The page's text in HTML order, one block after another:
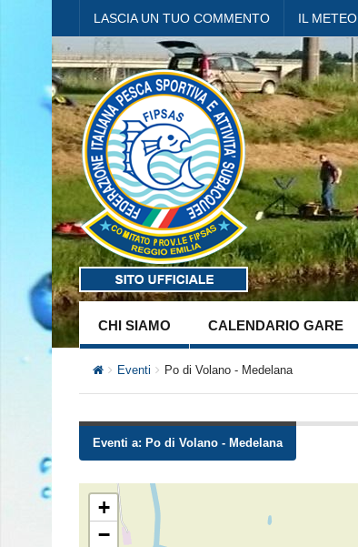
LASCIA UN TUO COMMENTO IL METEO
CHI SIAMO CALENDARIO GARE
Eventi Po di Volano - Medelana
Eventi a: Po di Volano - Medelana
+
−